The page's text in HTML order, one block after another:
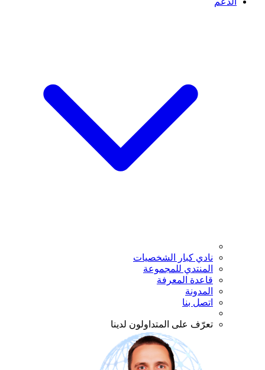
نادي كبار الشخصيات
المنتدي للمجموعة
قاعدة المعرفة
المدونة
اتصل بنا
تعرّف على المتداولون لدينا